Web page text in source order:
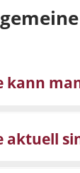
kann
aktuell